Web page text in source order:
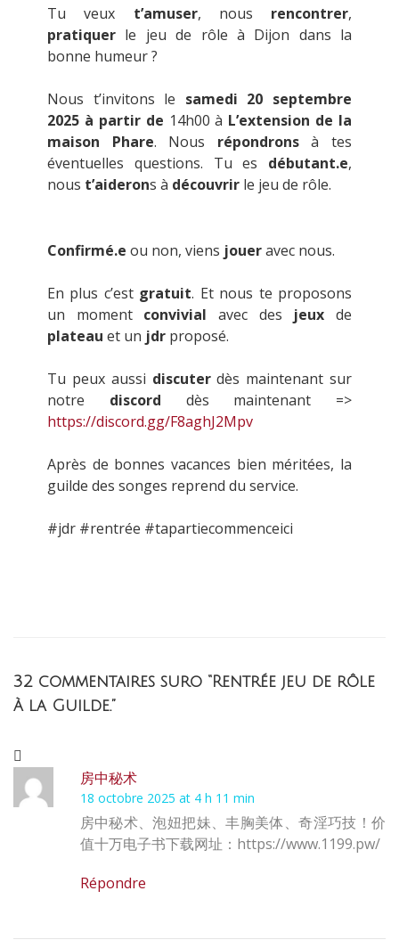
Tu veux t’amuser, nous rencontrer,
pratiquer le jeu de rôle à Dijon dans la
bonne humeur ?
Nous t’invitons le samedi 20 septembre
2025 à partir de 14h00 à L’extension de la
maison Phare. Nous répondronsà tes
éventuelles questions. Tu es débutant.e,
nous t’aiderons à découvrir le jeu de rôle.
Confirmé.e ou non, viens joueravec nous.
En plus c’est gratuit. Et nous te proposons
un moment convivial avec des jeux de
plateau et un jdr proposé.
Tu peux aussi discuterdès maintenant sur
notre discord dès maintenant =>
https://discord.gg/F8aghJ2Mpv
Après de bonnes vacances bien méritées, la
guilde des songes reprend du service.
#jdr #rentrée #tapartiecommenceici
32 commentaires suro “Rentrée jeu de rôle
à la Guilde.”
房中秘术
18 octobre 2025 at 4 h 11 min
房中秘术、泡妞把妹、丰胸美体、奇淫巧技！价
值十万电子书下载网址：https://www.1199.pw/
Répondre